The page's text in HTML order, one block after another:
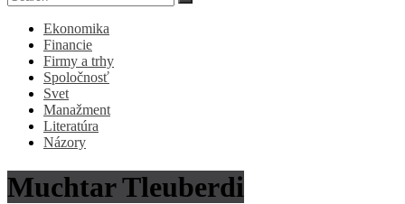
Ekonomika
Financie
Firmy a trhy
Spoločnosť
Svet
Manažment
Literatúra
Názory
Muchtar Tleuberdi